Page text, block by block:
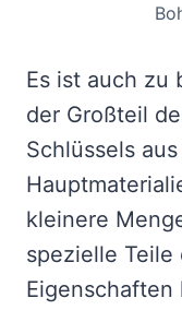
Es ist auch zu
der Großteil
Schlüssels
kleinere
spezielle Teile